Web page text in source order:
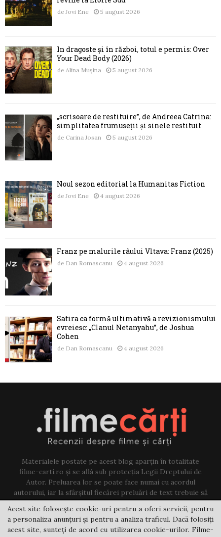
de Jovi Ene 5 august 2026
În dragoste și în război, totul e permis: Over
Your Dead Body (2026)
de Alina Mușina 5 august 2026
„scrisoare de restituire”, de Andreea Catrina:
simplitatea frumuseții și sinele restituit
de Carina Josan 5 august 2026
Noul sezon editorial la Humanitas Fiction
de Jovi Ene 4 august 2026
Franz pe malurile râului Vltava: Franz (2025)
de Dan Romascanu 4 august 2026
Satira ca formă ultimativă a revizionismului
evreiesc: „Clanul Netanyahu”, de Joshua
Cohen
de Dan Romascanu 4 august 2026
Materialele postate pe acest blog aparțin în totalitate
filme-carti.ro și se află sub protecția Legii Dreptului de
Autor. Preluarea lor se poate face numai cu acordul
autorului, iar la sfârșitul fiecărei preluări de text trebuie să
existe un link către acest blog.
Contact us:jovi@filme-carti.ro
Acest site folosește cookie-uri pentru a oferi servicii, pentru
a personaliza anunțuri și pentru a analiza traficul. Dacă folosiți
acest site, sunteți de acord cu utilizarea cookie-urilor. Filme-